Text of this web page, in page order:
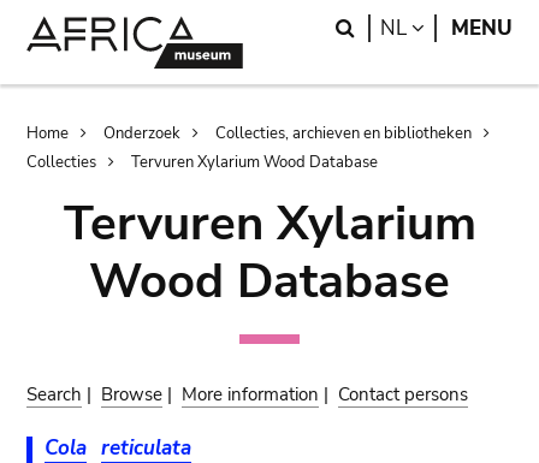
Search
NL LANGUAGE
MENU
Breadcrumb
Home Onderzoek
Collecties, archieven en bibliotheken
Collecties
Tervuren Xylarium Wood Database
Tervuren Xylarium
Wood Database
Search | Browse | More information | Contact persons
Cola reticulata